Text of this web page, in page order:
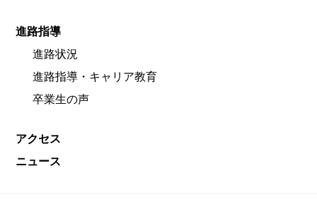
進路指導
進路状況
進路指導・キャリア教育
卒業生の声
アクセス
ニュース